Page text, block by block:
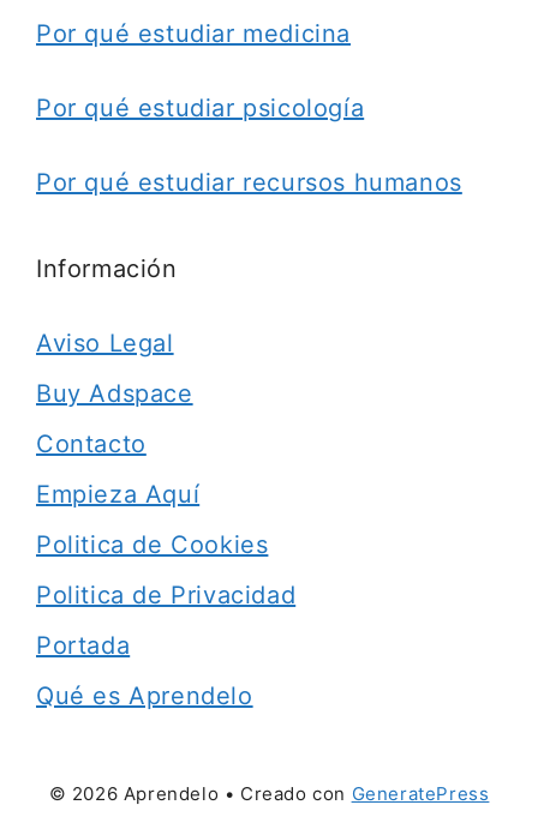
Por qué estudiar medicina
Por qué estudiar psicología
Por qué estudiar recursos humanos
Información
Aviso Legal
Buy Adspace
Contacto
Empieza Aquí
Politica de Cookies
Politica de Privacidad
Portada
Qué es Aprendelo
© 2026 Aprendelo • Creado con GeneratePress